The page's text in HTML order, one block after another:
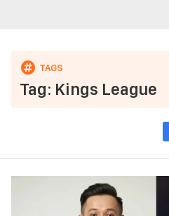
Tag: Kings League